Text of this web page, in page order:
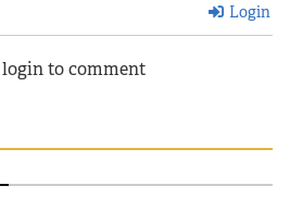
Login
login to comment